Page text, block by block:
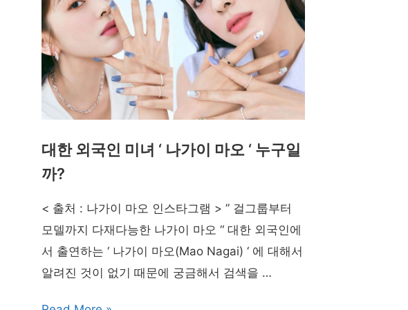
대한 외국인 미녀 ‘ 나가이 마오 ‘ 누구일
까?
< 출처 : 나가이 마오 인스타그램 > ” 걸그룹부터
모델까지 다재다능한 나가이 마오 “ 대한 외국인에
서 출연하는 ‘ 나가이 마오(Mao Nagai) ‘ 에 대해서
알려진 것이 없기 때문에 궁금해서 검색을 …